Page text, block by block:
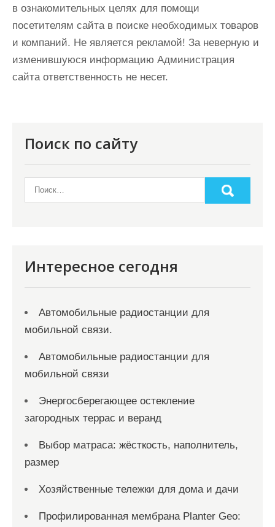
в ознакомительных целях для помощи
посетителям сайта в поиске необходимых товаров
и компаний. Не является рекламой! За неверную и
изменившуюся информацию Администрация
сайта ответственность не несет.
Поиск по сайту
Интересное сегодня
Автомобильные радиостанции для
мобильной связи.
Автомобильные радиостанции для
мобильной связи
Энергосберегающее остекление
загородных террас и веранд
Выбор матраса: жёсткость, наполнитель,
размер
Хозяйственные тележки для дома и дачи
Профилированная мембрана Planter Geo: